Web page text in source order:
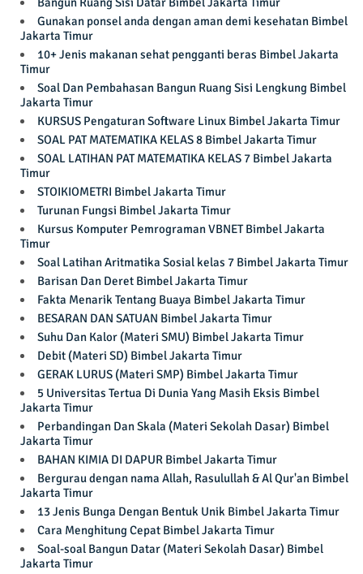
Gunakan ponsel anda dengan aman demi kesehatan Bimbel
Jakarta Timur
10+ Jenis makanan sehat pengganti beras Bimbel Jakarta
Timur
Soal Dan Pembahasan Bangun Ruang Sisi Lengkung Bimbel
Jakarta Timur
KURSUS Pengaturan Software Linux Bimbel Jakarta Timur
SOAL PAT MATEMATIKA KELAS 8 Bimbel Jakarta Timur
SOAL LATIHAN PAT MATEMATIKA KELAS 7 Bimbel Jakarta
Timur
STOIKIOMETRI Bimbel Jakarta Timur
Turunan Fungsi Bimbel Jakarta Timur
Kursus Komputer Pemrograman VBNET Bimbel Jakarta
Timur
Soal Latihan Aritmatika Sosial kelas 7 Bimbel Jakarta Timur
Barisan Dan Deret Bimbel Jakarta Timur
Fakta Menarik Tentang Buaya Bimbel Jakarta Timur
BESARAN DAN SATUAN Bimbel Jakarta Timur
Suhu Dan Kalor (Materi SMU) Bimbel Jakarta Timur
Debit (Materi SD) Bimbel Jakarta Timur
GERAK LURUS (Materi SMP) Bimbel Jakarta Timur
5 Universitas Tertua Di Dunia Yang Masih Eksis Bimbel
Jakarta Timur
Perbandingan Dan Skala (Materi Sekolah Dasar) Bimbel
Jakarta Timur
BAHAN KIMIA DI DAPUR Bimbel Jakarta Timur
Bergurau dengan nama Allah, Rasulullah & Al Qur'an Bimbel
Jakarta Timur
13 Jenis Bunga Dengan Bentuk Unik Bimbel Jakarta Timur
Cara Menghitung Cepat Bimbel Jakarta Timur
Soal-soal Bangun Datar (Materi Sekolah Dasar) Bimbel
Jakarta Timur